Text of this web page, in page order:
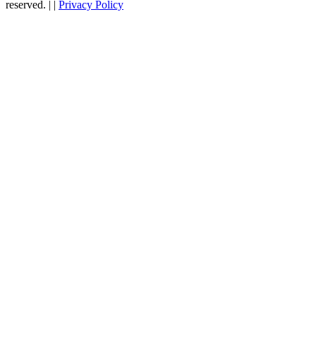
reserved. | | Privacy Policy